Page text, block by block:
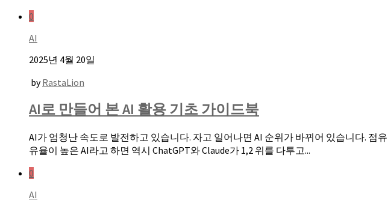
0
AI
2025년 4월 20일
byRastaLion
AI로 만들어 본 AI 활용 기초 가이드북
AI가 엄청난 속도로 발전하고 있습니다. 자고 일어나면 AI 순위가 바뀌어 있습니다.
유율이 높은 AI라고 하면 역시 ChatGPT와 Claude가 1,2 위를 다투고...
0
AI